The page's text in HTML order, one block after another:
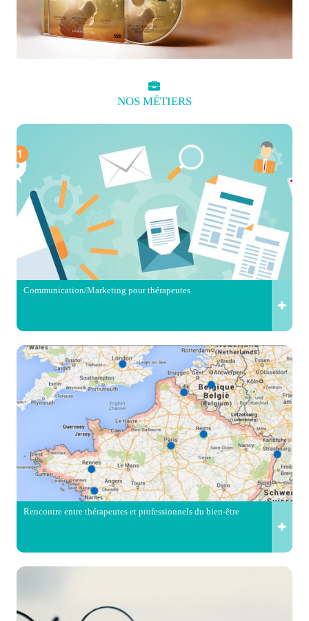
NOS MÉTIERS
Communication/Marketing pour thérapeutes
Rencontre entre thérapeutes et professionnels du bien-être